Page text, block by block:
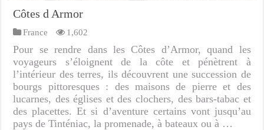
Côtes d Armor
France 1,602
Pour se rendre dans les Côtes d’Armor, quand les
voyageurs s’éloignent de la côte et pénètrent à
l’intérieur des terres, ils découvrent une succession de
bourgs pittoresques : des maisons de pierre et des
lucarnes, des églises et des clochers, des bars-tabac et
des placettes. Et si d’aventure certains vont jusqu’au
pays de Tinténiac, la promenade, à bateaux ou à …